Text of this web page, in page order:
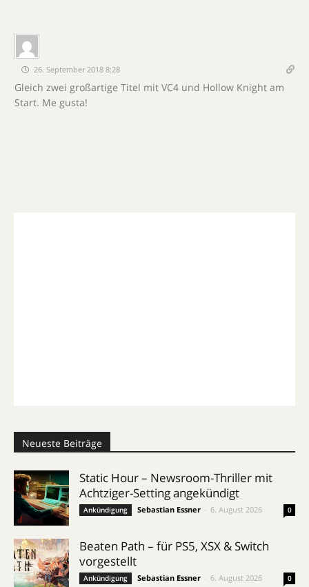
26. September 2018 8:28
Gleich zwei großartige Titel mit VC4 und Hollow Knight am
Start. Me gusta!
Neueste Beiträge
Static Hour – Newsroom-Thriller mit
Achtziger-Setting angekündigt
Ankündigung Sebastian Essner 6. August 2026 0
Beaten Path – für PS5, XSX & Switch
vorgestellt
Ankündigung Sebastian Essner 6. August 2026 0